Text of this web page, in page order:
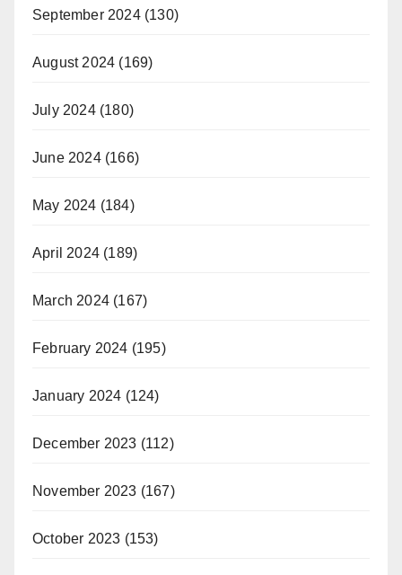
September 2024(130)
August 2024 (169)
July 2024(180)
June 2024(166)
May 2024 (184)
April 2024 (189)
March 2024 (167)
February 2024 (195)
January 2024 (124)
December 2023 (112)
November 2023 (167)
October 2023 (153)